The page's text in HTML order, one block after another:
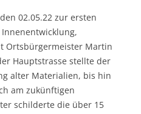
02.05.22 zur ersten
Ortsbürgermeister Martin
Hauptstrasse stellte der
alter Materialien, bis hin
am zukünftigen
schilderte die über 15